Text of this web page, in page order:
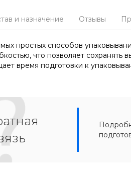
и назначение Отзывы
простых способов
что позволяет сохранять
время подготовки к